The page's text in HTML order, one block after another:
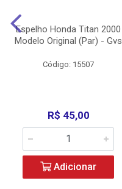
Espelho Honda Titan 2000
Modelo Original (Par) - Gvs
Código: 15507
R$ 45,00
Adicionar